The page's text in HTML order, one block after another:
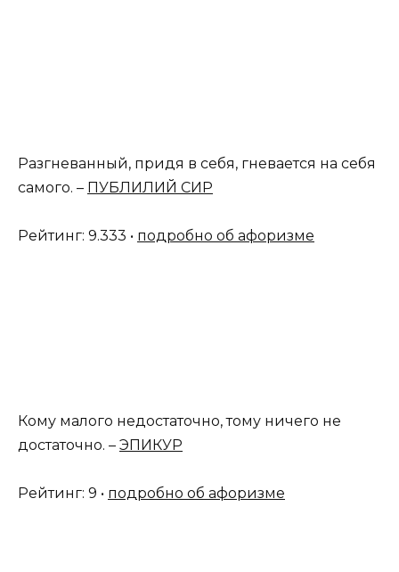
Разгневанный, придя в себя, гневается на себя
самого. – ПУБЛИЛИЙ СИР
Рейтинг: 9.333 • подробно об афоризме
Кому малого недостаточно, тому ничего не
достаточно. – ЭПИКУР
Рейтинг: 9 • подробно об афоризме